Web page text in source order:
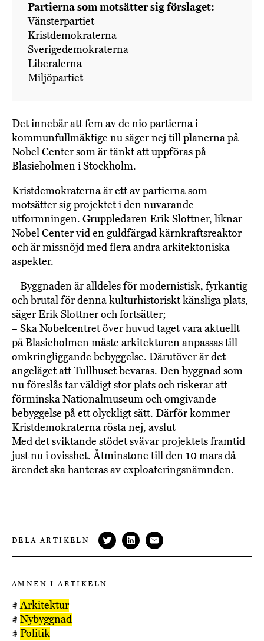
Partierna som motsätter sig förslaget:
Vänsterpartiet
Kristdemokraterna
Sverigedemokraterna
Liberalerna
Miljöpartiet
Det innebär att fem av de nio partierna i
kommunfullmäktige nu säger nej till planerna på
Nobel Center som är tänkt att uppföras på
Blasieholmen i Stockholm.
Kristdemokraterna är ett av partierna som
motsätter sig projektet i den nuvarande
utformningen. Gruppledaren Erik Slottner, liknar
Nobel Center vid en guldfärgad kärnkraftsreaktor
och är missnöjd med flera andra arkitektoniska
aspekter.
– Byggnaden är alldeles för modernistisk, fyrkantig
och brutal för denna kulturhistoriskt känsliga plats,
säger Erik Slottner och fortsätter;
– Ska Nobelcentret över huvud taget vara aktuellt
på Blasieholmen måste arkitekturen anpassas till
omkringliggande bebyggelse. Därutöver är det
angeläget att Tullhuset bevaras. Den byggnad som
nu föreslås tar väldigt stor plats och riskerar att
förminska Nationalmuseum och omgivande
bebyggelse på ett olyckligt sätt. Därför kommer
Kristdemokraterna rösta nej, avslut
Med det sviktande stödet svävar projektets framtid
just nu i ovisshet. Åtminstone till den 10 mars då
ärendet ska hanteras av exploateringsnämnden.
DELA ARTIKELN
ÄMNEN I ARTIKELN
#Arkitektur
# Nybyggnad
# Politik